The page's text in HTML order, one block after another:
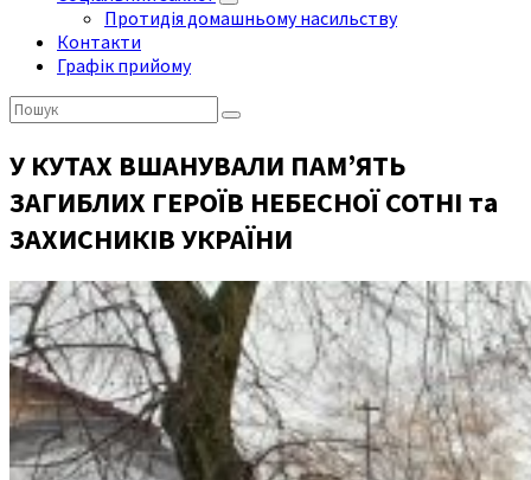
Протидія домашньому насильству
Контакти
Графік прийому
Пошук:
У КУТАХ ВШАНУВАЛИ ПАМ’ЯТЬ
ЗАГИБЛИХ ГЕРОЇВ НЕБЕСНОЇ СОТНІ та
ЗАХИСНИКІВ УКРАЇНИ